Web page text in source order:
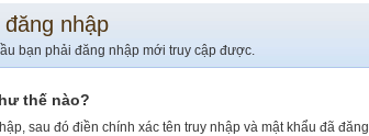
nhập
bạn phải đăng nhập mới truy cập được.
thế nào?
sau đó điền chính xác tên truy nhập và mật khẩu đã đăng